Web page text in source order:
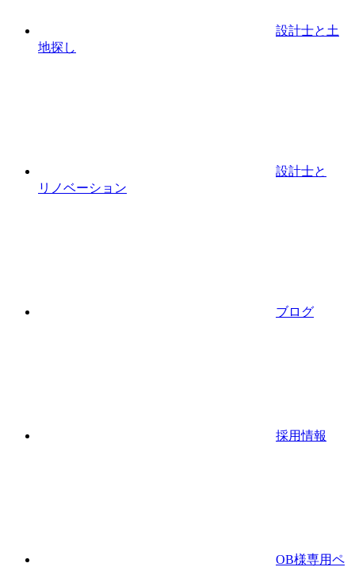
設計⼠と⼟
地探し
設計士と
リノベーション
ブログ
採用情報
OB様専用ペ